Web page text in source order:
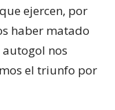
ejercen, por
haber matado
nos
el triunfo por